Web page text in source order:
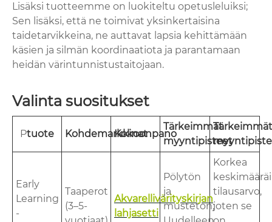
Lisäksi tuotteemme on luokiteltu opetusleluiksi;
Sen lisäksi, että ne toimivat yksinkertaisina
taidetarvikkeina, ne auttavat lapsia kehittämään
käsien ja silmän koordinaatiota ja parantamaan
heidän värintunnistustaitojaan.
Valinta suositukset
Ptuote Kohdemarkkinat
Kokoonpano
Tärkeimmät
myyntipisteet
Tärkeimmät
Early
Learning
-
Taaperot
(3–5-
Akvarellivärityskirjan
lahjasetti
Pölytön
ja
musteton;
Korkea
tilausarvo,
joten se